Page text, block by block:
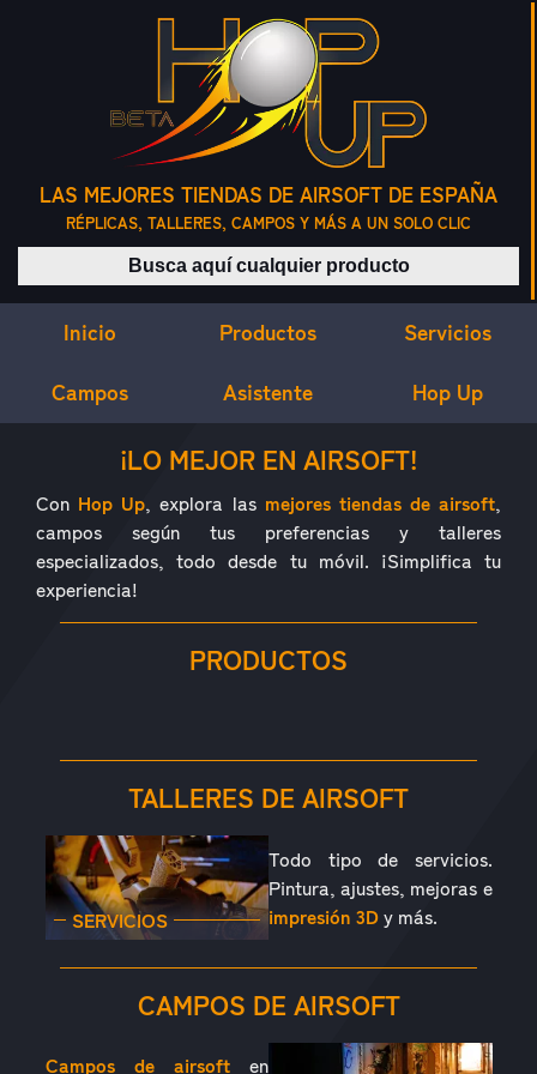
LAS MEJORES TIENDAS DE AIRSOFT DE ESPAÑA
RÉPLICAS, TALLERES, CAMPOS Y MÁS A UN SOLO CLIC
Buscar productos
Inicio Productos Servicios
Campos Asistente Hop Up
¿QUÉ ES HOP UP?¡LO MEJOR EN AIRSOFT!
Con Hop Up, explora las mejores tiendas de airsoft,
campos según tus preferencias y talleres
especializados, todo desde tu móvil. ¡Simplifica tu
experiencia!
PRODUCTOS
ACCESORIOS
TALLERES DE AIRSOFT
SERVICIOS
Todo tipo de servicios.
Pintura, ajustes, mejoras e
impresión 3D y más.
CAMPOS DE AIRSOFT
Campos de airsoften